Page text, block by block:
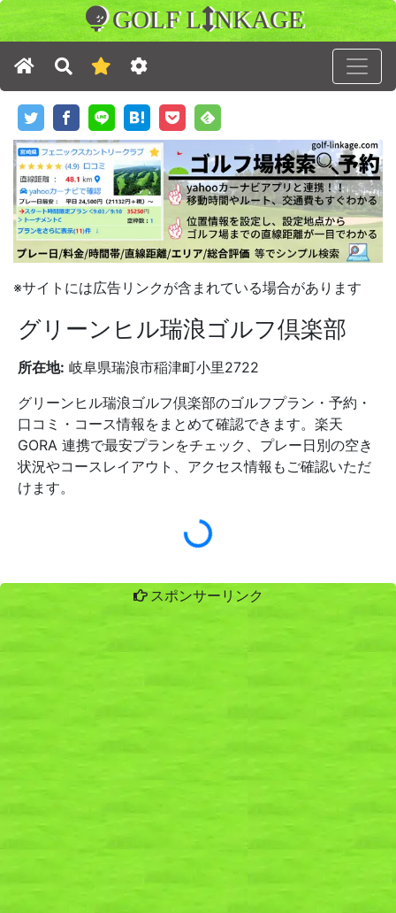
GOLF L NKAGE
※サイトには広告リンクが含まれている場合があります
グリーンヒル瑞浪ゴルフ倶楽部
所在地: 岐阜県瑞浪市稲津町小里2722
グリーンヒル瑞浪ゴルフ倶楽部のゴルフプラン・予約・
口コミ・コース情報をまとめて確認できます。楽天
GORA 連携で最安プランをチェック、プレー日別の空き
状況やコースレイアウト、アクセス情報もご確認いただ
けます。
スポンサーリンク